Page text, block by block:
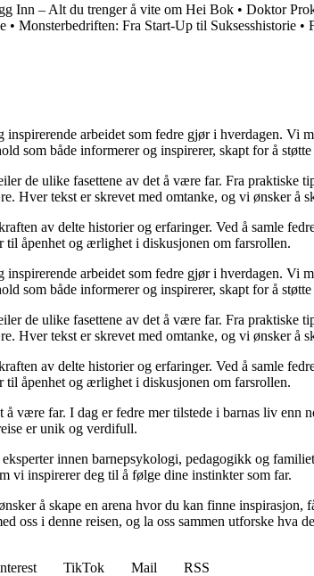
Inn – Alt du trenger å vite om Hei Bok • Doktor
• Monsterbedriften: Fra Start-Up til Suksesshistorie •
arbeidet som fedre gjør i hverdagen.
som både informerer og inspirerer, skapt for å
de ulike fasettene av det å være far. Fra
Hver tekst er skrevet med omtanke, og vi ønsker å
av delte historier og erfaringer. Ved å samle
åpenhet og ærlighet i diskusjonen om farsrollen.
arbeidet som fedre gjør i hverdagen.
som både informerer og inspirerer, skapt for å
de ulike fasettene av det å være far. Fra
Hver tekst er skrevet med omtanke, og vi ønsker å
av delte historier og erfaringer. Ved å samle
åpenhet og ærlighet i diskusjonen om farsrollen.
være far. I dag er fedre mer tilstede i barnas liv
er unik og verdifull.
innen barnepsykologi, pedagogikk og
vi inspirerer deg til å følge dine instinkter som far.
å skape en arena hvor du kan finne
oss i denne reisen, og la oss sammen utforske hva
TikTok Mail
RSS